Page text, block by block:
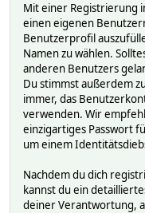
Mit einer Registrierung
einen eigenen
Benutzerprofil
Namen zu wählen.
anderen Benutzers
Du stimmst außerdem
immer, das
verwenden. Wir
einzigartiges Passwort
um einem
Nachdem du dich
kannst du ein
deiner Verantwortung,